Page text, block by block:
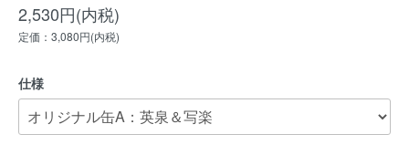
2,530円(内税)
定価：3,080円(内税)
仕様